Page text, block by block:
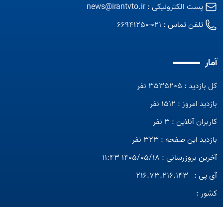
پست الکترونیکی :news@irantvto.ir
تلفن تماس : 021-66941250
آمار
کل بازدید : 3535205 نفر
بازدید امروز : 1512 نفر
کاربران آنلاین : 3 نفر
بازدید این صفحه : 323 نفر
آخرین بروزرسانی : 1405/05/18 11:43
آی پی : 216.73.216.143
کشور :